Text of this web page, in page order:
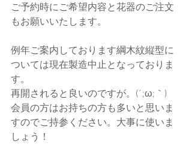
ご予約時にご希望内容と花器のご注文
もお願いいたします。
例年ご案内しております綱木紋縦型に
ついては現在製造中止となっておりま
す。
再開されると良いのですが。(´;ω;｀)
会員の方はお持ちの方も多いと思いま
すのでご持参ください。大事に使いま
しょう！